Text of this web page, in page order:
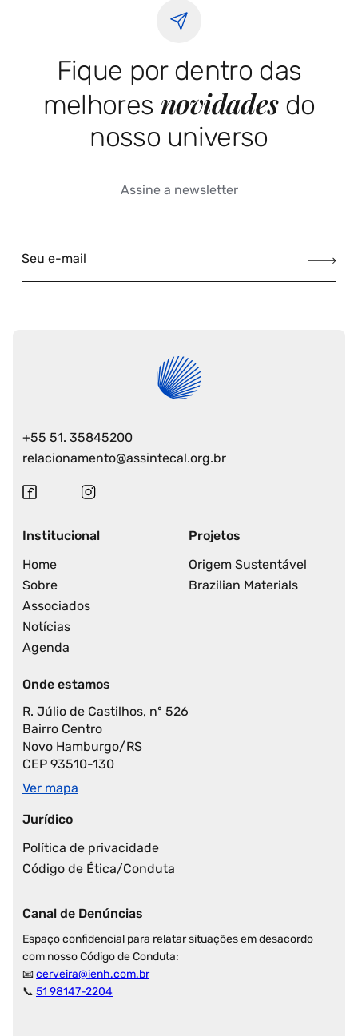
Fique por dentro das
melhores novidadesdo
nosso universo
Assine a newsletter
Seu e-mail
+55 51. 35845200
relacionamento@assintecal.org.br
Institucional
Home
Sobre
Associados
Notícias
Agenda
Projetos
Origem Sustentável
Brazilian Materials
Onde estamos
R. Júlio de Castilhos, nº 526
Bairro Centro
Novo Hamburgo/RS
CEP 93510-130
Ver mapa
Jurídico
Política de privacidade
Código de Ética/Conduta
Canal de Denúncias
Espaço confidencial para relatar situações em desacordo
com nosso Código de Conduta:
📧cerveira@ienh.com.br
📞 51 98147-2204